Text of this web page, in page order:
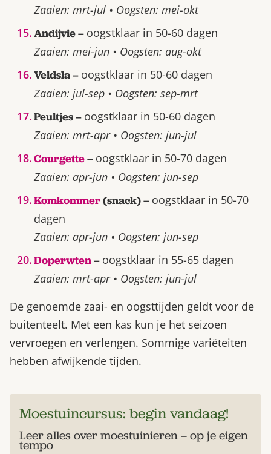
Zaaien: mrt-jul • Oogsten: mei-okt
Andijvie – oogstklaar in 50-60 dagen
Zaaien: mei-jun • Oogsten: aug-okt
Veldsla – oogstklaar in 50-60 dagen
Zaaien: jul-sep • Oogsten: sep-mrt
Peultjes – oogstklaar in 50-60 dagen
Zaaien: mrt-apr • Oogsten: jun-jul
Courgette– oogstklaar in 50-70 dagen
Zaaien: apr-jun • Oogsten: jun-sep
Komkommer(snack) – oogstklaar in 50-70
dagen
Zaaien: apr-jun • Oogsten: jun-sep
Doperwten– oogstklaar in 55-65 dagen
Zaaien: mrt-apr • Oogsten: jun-jul
De genoemde zaai- en oogsttijden geldt voor de
buitenteelt. Met een kas kun je het seizoen
vervroegen en verlengen. Sommige variëteiten
hebben afwijkende tijden.
Moestuincursus: begin vandaag!
Leer alles over moestuinieren – op je eigen
tempo